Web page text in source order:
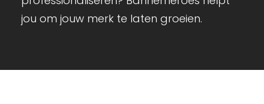
jou om jouw merk te laten groeien.